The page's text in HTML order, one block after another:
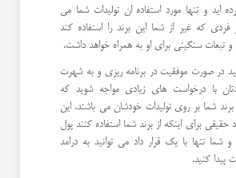
اید و تنها مورد استفاده ان تولیدات شما می
فردی که غیر از شما این برند را استفاده کند
و تبعات سنگینی برای او به همراه خواهد داشت.
در صورت موفقیت در برنامه ریزی و به شهرت
با درخواست های زیادی مواجه شوید که
برند شما بر روی تولیدات خودشان می باشند. این
حقیقی برای اینکه از برند شما استفاده کنند پول
شما تنها با یک قرار داد می توانید به درامد
کنید.